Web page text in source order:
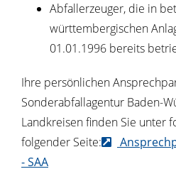
Abfallerzeuger, die in
württembergischen
01.01.1996 bereits
Ihre persönlichen
Sonderabfallagentur Baden-
Landkreisen finden Sie unter
folgender Seite:
- SAA